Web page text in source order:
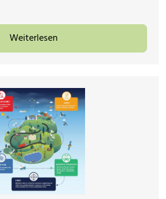
Weiterlesen